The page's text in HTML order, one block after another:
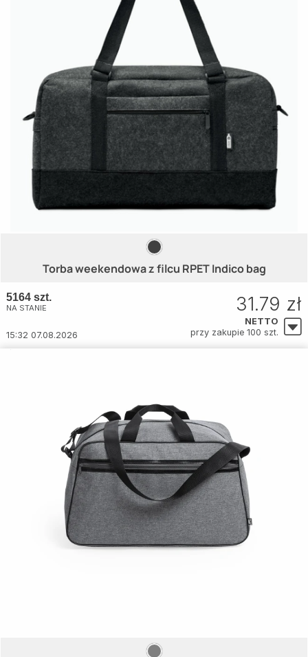
Torba weekendowa z filcu RPET Indico bag
5164 szt.
NA STANIE
15:32 07.08.2026
31.79 zł
NETTO
przy zakupie 100 szt.